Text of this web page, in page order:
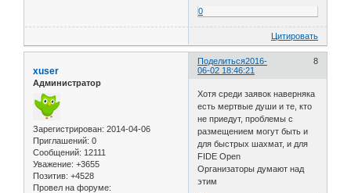
0
Цитировать
Поделиться 8
2016-
06-02 18:46:21
xuser
Администратор
Зарегистрирован: 2014-04-06
Приглашений: 0
Сообщений: 12111
Уважение: +3655
Позитив: +4528
Провел на форуме:
Хотя среди заявок наверняка
есть мертвые души и те, кто
не приедут, проблемы с
размещением могут быть и
для быстрых шахмат, и для
FIDE Open
Организаторы думают над
этим